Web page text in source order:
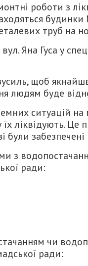
роботи з
труб на
Яна Гуса у
щоб
людям буде
ситуацій на
ліквідують. Це
були
з
ради:
чи
ради: